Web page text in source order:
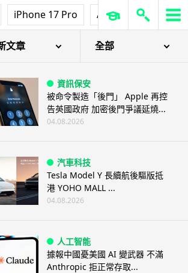
iPhone 17 Pro AirPods Pro 3
文章 全部
資訊保安
被命令製造「後門」 Apple 再控
告英國政府 加密後門爭議延燒...
04.08.2026
汽車科技
Tesla Model Y 長續航後驅版抵
港 YOHO MALL ...
04.08.2026
人工智能
據報中國憂美國 AI 變武器 不滿
Anthropic 拒正常存取...